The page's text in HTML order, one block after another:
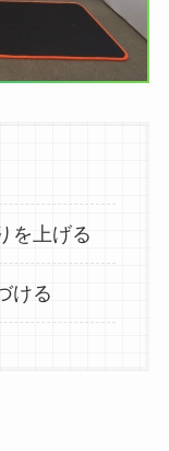
を上げる
ける